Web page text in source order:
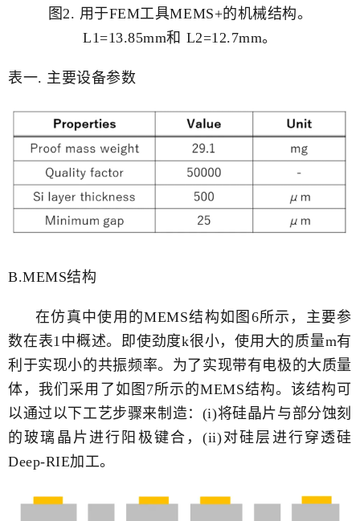
图2. 用于FEM工具MEMS+的机械结构。
L1=13.85mm和 L2=12.7mm。
表一. 主要设备参数
B.MEMS结构
在仿真中使用的MEMS结构如图6所示，主要参
数在表1中概述。即使劲度k很小，使用大的质量m有
利于实现小的共振频率。为了实现带有电极的大质量
体，我们采用了如图7所示的MEMS结构。该结构可
以通过以下工艺步骤来制造：(i)将硅晶片与部分蚀刻
的玻璃晶片进行阳极键合，(ii)对硅层进行穿透硅
Deep-RIE加工。